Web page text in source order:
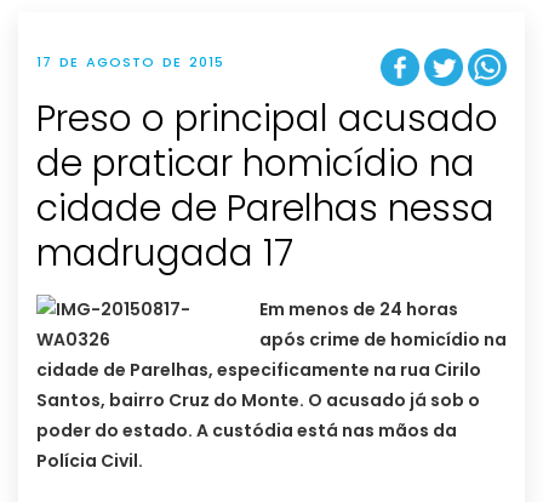
17 DE AGOSTO DE 2015
Preso o principal acusado
de praticar homicídio na
cidade de Parelhas nessa
madrugada 17
Em menos de 24 horas
após crime de homicídio na
cidade de Parelhas, especificamente na rua Cirilo
Santos, bairro Cruz do Monte. O acusado já sob o
poder do estado. A custódia está nas mãos da
Polícia Civil.